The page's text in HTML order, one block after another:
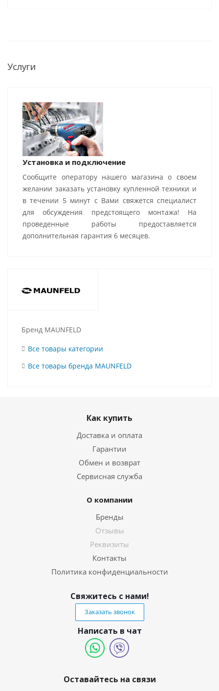
Услуги
Установка и подключение
Сообщите оператору нашего магазина о своем
желании заказать установку купленной техники и
в течении 5 минут с Вами свяжется специалист
для обсуждения предстоящего монтажа! На
проведенные работы предоставляется
дополнительная гарантия 6 месяцев.
Бренд MAUNFELD
Все товары категории
Все товары бренда MAUNFELD
Как купить
Доставка и оплата
Гарантии
Обмен и возврат
Сервисная служба
О компании
Бренды
Отзывы
Реквизиты
Контакты
Политика конфиденциальности
Свяжитесь с нами!
Заказать звонок
Написать в чат
Оставайтесь на связи